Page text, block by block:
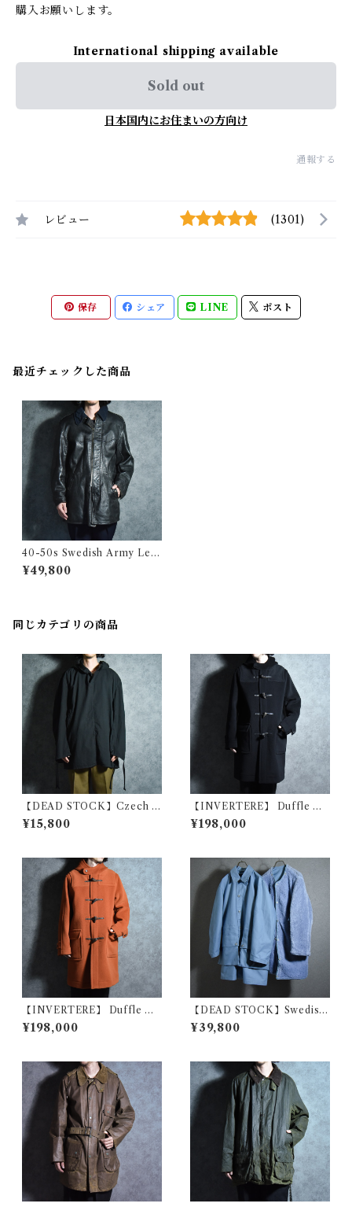
購入お願いします。
International shipping available
Sold out
日本国内にお住まいの方向け
通報する
レビュー (1301)
保存 シェア LINE ポスト
最近チェックした商品
40-50s Swedish Army Leat
her Coat スウェーデン軍 レ
ザー コート
¥49,800
同じカテゴリの商品
【DEAD STOCK】Czech A
rmy Cotton Snow Camoufl
age Parka チェコ軍 コットン
¥15,800
【INVERTERE】 Duffle Co
at Fabric by Joshua Ellis イ
ンバーティア ダッフルコート
¥198,000
【INVERTERE】 Duffle Co
at Fabric by Joshua Ellis イ
ンバーティア ダッフルコート
¥198,000
【DEAD STOCK】Swedish
Army M59 Field Coat & Bo
a Liner スウェーデン軍 フィ
¥39,800